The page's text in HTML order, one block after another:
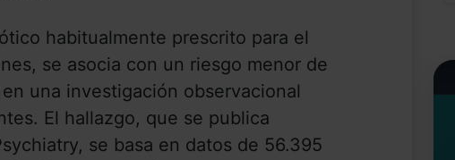
habitualmente prescrito para el
se asocia con un riesgo menor de
una investigación observacional
El hallazgo, que se publica
se basa en datos de 56.395